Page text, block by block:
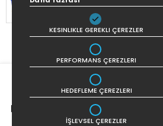
KORUNMAKTADIR.
KESINLIKLE GEREKLI ÇEREZLER
PERFORMANS ÇEREZLERI
HEDEFLEME ÇEREZLERI
İŞLEVSEL ÇEREZLER